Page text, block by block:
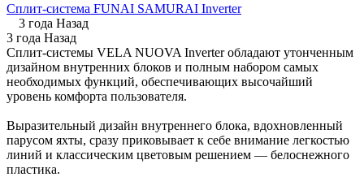
Сплит-система FUNAI SAMURAI Inverter
3 года Назад
3 года Назад
Сплит-системы VELA NUOVA Inverter обладают утонченным
дизайном внутренних блоков и полным набором самых
необходимых функций, обеспечивающих высочайший
уровень комфорта пользователя.
Выразительный дизайн внутреннего блока, вдохновленный
парусом яхты, сразу приковывает к себе внимание легкостью
линий и классическим цветовым решением — белоснежного
пластика.